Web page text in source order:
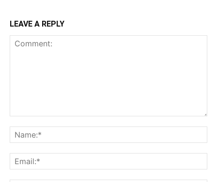
LEAVE A REPLY